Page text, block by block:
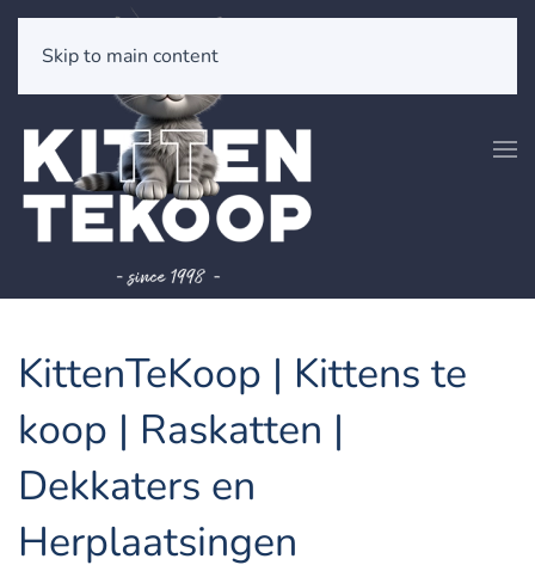
Skip to main content
KittenTeKoop | Kittens te
koop | Raskatten |
Dekkaters en
Herplaatsingen